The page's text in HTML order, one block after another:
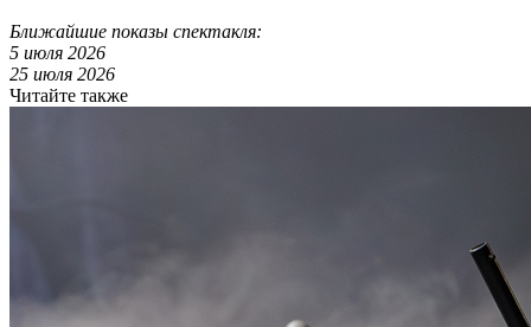
Ближайшие показы спектакля:
5 июля 2026
25 июля 2026
Читайте также